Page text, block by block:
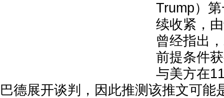
Trump）
续收紧，
曾经指出
前提条件
与美方在
巴德展开谈判，因此推测该推文可能